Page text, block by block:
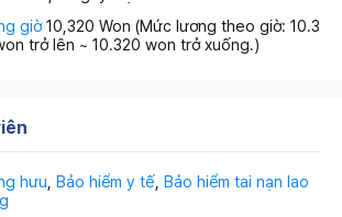
giờ 10,320 Won (Mức lương theo giờ: 10.3
trở lên ~ 10.320 won trở xuống.)
hưu Bảo hiểm y tế Bảo hiểm tai nạn lao